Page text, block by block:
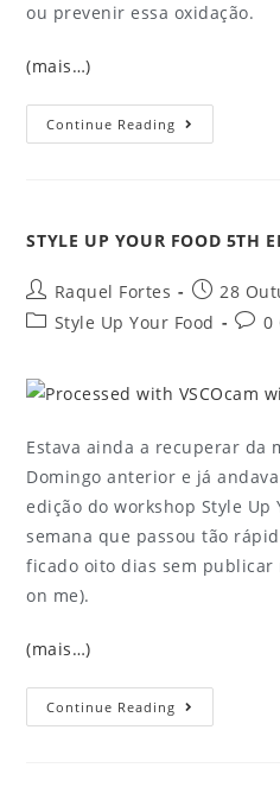
ou prevenir essa oxidação.
(mais…)
Continue Reading
STYLE UP YOUR FOOD 5TH
Raquel Fortes
28
Style Up Your Food
0
Estava ainda a recuperar da
Domingo anterior e já
edição do workshop Style Up
semana que passou tão
ficado oito dias sem publicar
on me).
(mais…)
Continue Reading